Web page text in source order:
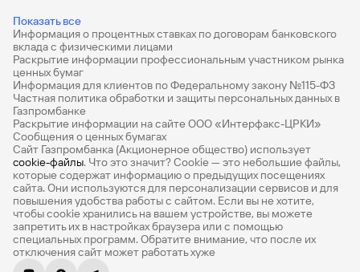
Показать все
Дебетовые карты с бесплатным обслуживанием
Все накопительные счета
Банковские вклады на 3 месяца
Вклады с высоким процентом
Калькулятор вкладов
Виртуальные карты
Премиум
Private
Информация о процентных ставках по договорам банковского
вклада с физическими лицами
Раскрытие информации профессиональным участником рынка
ценных бумаг
Информация для клиентов по Федеральному закону №115-ФЗ
Частная политика обработки и защиты персональных данных в
Газпромбанке
Раскрытие информации на сайте ООО «Интерфакс-ЦРКИ»
Сообщения о ценных бумагах
Сайт Газпромбанка (Акционерное общество) использует
cookie-файлы. Что это значит? Сookie — это небольшие файлы,
которые содержат информацию о предыдущих посещениях
сайта. Они используются для персонализации сервисов и для
повышения удобства работы с сайтом. Если вы не хотите,
чтобы сookie хранились на вашем устройстве, вы можете
запретить их в настройках браузера или с помощью
специальных программ. Обратите внимание, что после их
отключения сайт может работать хуже